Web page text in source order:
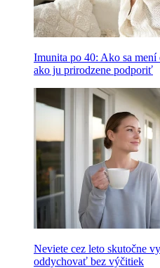
Imunita po 40: Ako sa
ako ju prirodzene podporiť
Neviete cez leto skutočne
oddychovať bez výčitiek